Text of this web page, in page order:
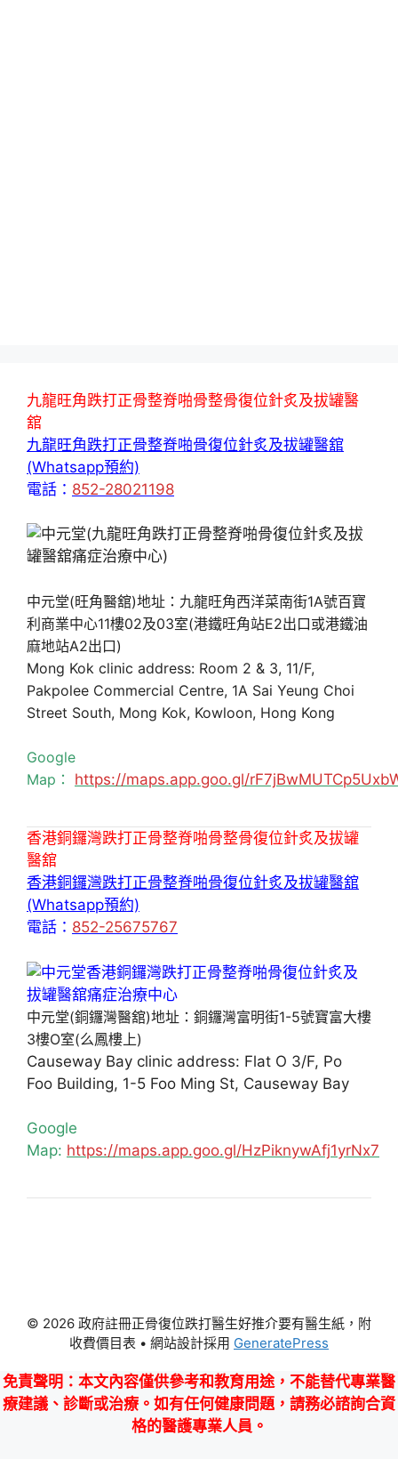
九龍旺角跌打正骨整脊啪骨整骨復位針炙及拔罐醫
舘
九龍旺角跌打正骨整脊啪骨復位針炙及拔罐醫舘
(Whatsapp預約)
電話： 852-28021198
中元堂(旺角醫舘)地址：九龍旺角西洋菜南街1A號百寶
利商業中心11樓02及03室(港鐵旺角站E2出口或港鐵油
麻地站A2出口)
Mong Kok clinic address: Room 2 & 3, 11/F,
Pakpolee Commercial Centre, 1A Sai Yeung Choi
Street South, Mong Kok, Kowloon, Hong Kong
Google
Map： https://maps.app.goo.gl/
香港銅鑼灣跌打正骨整脊啪骨整骨復位針炙及拔罐
醫舘
香港銅鑼灣跌打正骨整脊啪骨復位針炙及拔罐醫舘
(Whatsapp預約)
電話： 852-25675767
中元堂(銅鑼灣醫舘)地址：銅鑼灣富明街1-5號寶富大樓
3樓O室(么鳳樓上)
Causeway Bay clinic address: Flat O 3/F, Po
Foo Building, 1-5 Foo Ming St, Causeway Bay
Google
Map: https://maps.app.goo.gl/HzPiknywAfj1yrNx7
© 2026 政府註冊正骨復位跌打醫生好推介要有醫生紙，附
收費價目表 • 網站設計採用 GeneratePress
免責聲明 ：本文內容僅供參考和教育用途，不能替代專業醫
療建議、診斷或治療。如有任何健康問題，請務必諮詢合資
格的醫護專業人員。